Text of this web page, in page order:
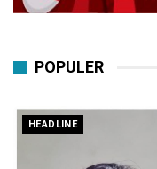
POPULER
HEADLINE